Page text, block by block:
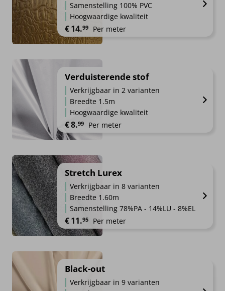
Samenstelling 100% PVC
Hoogwaardige kwaliteit
€14.99 Per meter
Verduisterende stof
Verkrijgbaar in 2 varianten
Breedte 1.5m
Hoogwaardige kwaliteit
€8.99 Per meter
Stretch Lurex
Verkrijgbaar in 8 varianten
Breedte 1.60m
Samenstelling 78%PA - 14%LU - 8%EL
€11.95 Per meter
Black-out
Verkrijgbaar in 9 varianten